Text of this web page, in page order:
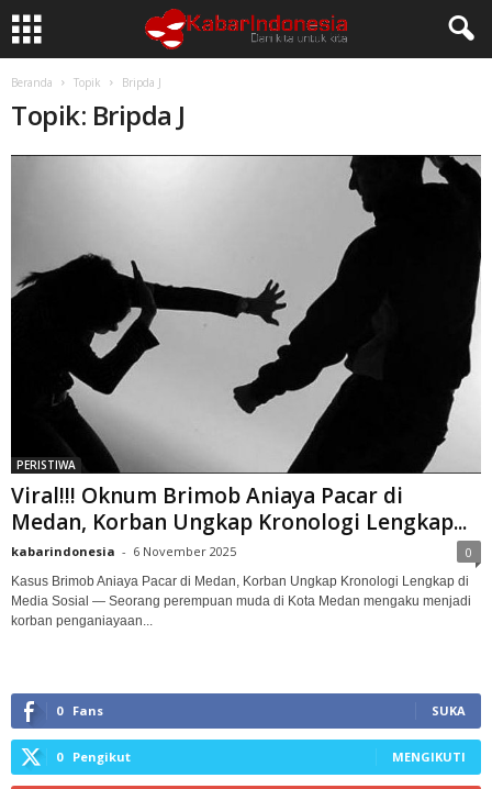
Beranda Topik Bripda J
Topik: Bripda J
PERISTIWA
Viral!!! Oknum Brimob Aniaya Pacar di
Medan, Korban Ungkap Kronologi Lengkap...
kabarindonesia - 6 November 2025 0
Kasus Brimob Aniaya Pacar di Medan, Korban Ungkap Kronologi Lengkap di
Media Sosial — Seorang perempuan muda di Kota Medan mengaku menjadi
korban penganiayaan...
0 Fans SUKA
0 Pengikut MENGIKUTI